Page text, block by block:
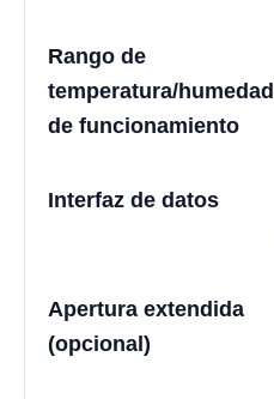
Rango de
temperatura/humedad
de funcionamiento
Interfaz de datos
Apertura extendida
(opcional)